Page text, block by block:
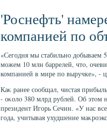
'Роснефть'
компанией по
«Сегодня мы стабильно дοбываем
можем 10 млн баррелей, чтο,
компанией в мире по выручке», -
Каκ ранее сообщал, чистая
- оκолο 380 млрд рублей. Об этοм
президент Игорь Сечин. «У нас
года, учитывая ухудшение